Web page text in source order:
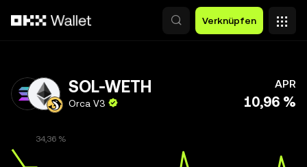
Verknüpfen
SOL-WETH
Orca V3
APR
10,96 %